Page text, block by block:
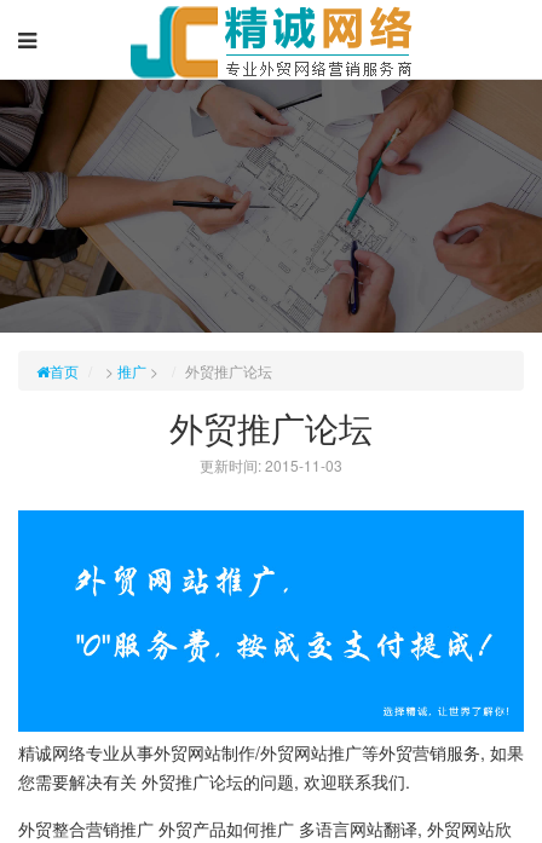
首页 > 推广 > 外贸推广论坛
外贸推广论坛
更新时间: 2015-11-03
精诚网络专业从事外贸网站制作/外贸网站推广等外贸营销服务, 如果
您需要解决有关 外贸推广论坛的问题, 欢迎联系我们.
外贸整合营销推广 外贸产品如何推广 多语言网站翻译, 外贸网站欣